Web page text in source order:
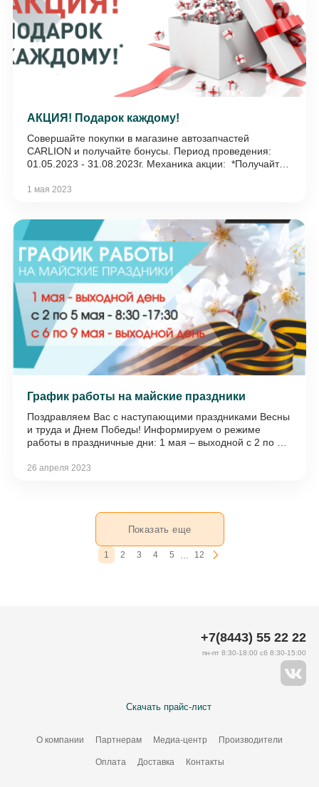
АКЦИЯ! Подарок каждому!
Совершайте покупки в магазине автозапчастей
CARLION и получайте бонусы. Период проведения:
01.05.2023 - 31.08.2023г. Механика акции: *Получайте
рублей Вашей покупки; *Собирайте наклейки в
на подарочный сертификат: за 10 фишек - сертификат
на 500 рублей; за 20 фишек - сертификат на 1000
рублей; за 30 фишек - сертификат на 1500 рублей; за
40 фишек - сертификат на 2000 рублей; за 50 фишек -
сертификат на 2500 рублей; за 60 фишек - сертификат
на 3000 рублей *Количество сертификатов
ограничено. Сертификатом можно воспользоваться на
следующий день после выдачи; Сертификатом можно
оплатить до 50% от стоимости покупки; * подробную
информацию уточняйте у менеджеров
1 мая 2023
График работы на майские праздники
Поздравляем Вас с наступающими праздниками Весны
и труда и Днем Победы! Информируем о режиме
работы в праздничные дни: 1 мая – выходной с 2 по 5
26 апреля 2023
Показать еще
1 2 3 4 5 12
Скачать прайс-лист
О компании Партнерам Медиа-центр Производители
Оплата Доставка Контакты
+7(8443) 55 22 22
пн-пт 8:30-18:00 сб 8:30-15:00